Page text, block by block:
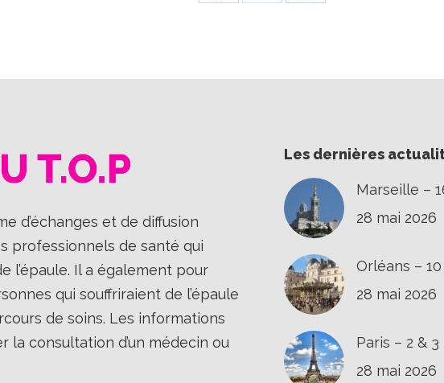
d’échanges et de diffusion
professionnels de santé qui
l’épaule. Il a également pour
qui souffriraient de l’épaule
de soins. Les informations
la consultation d’un médecin ou
Les dernières
Marseille –
28 mai 2026
Orléans –
28 mai 2026
Paris – 2 &
28 mai 2026